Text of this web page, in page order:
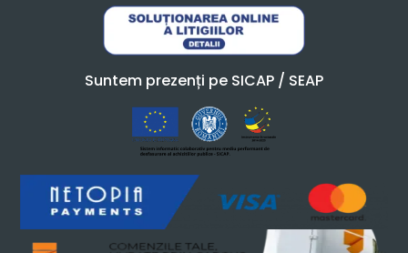
Suntem prezenți pe SICAP / SEAP